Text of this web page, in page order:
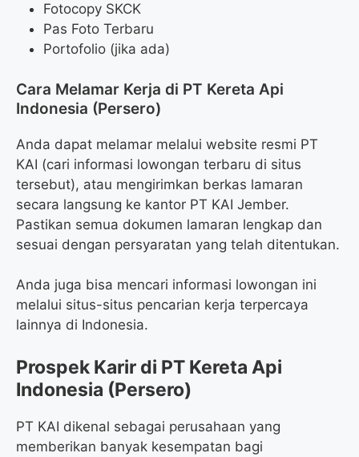
Fotocopy SKCK
Pas Foto Terbaru
Portofolio (jika ada)
Cara Melamar Kerja di PT Kereta Api
Indonesia (Persero)
Anda dapat melamar melalui website resmi PT
KAI (cari informasi lowongan terbaru di situs
tersebut), atau mengirimkan berkas lamaran
secara langsung ke kantor PT KAI Jember.
Pastikan semua dokumen lamaran lengkap dan
sesuai dengan persyaratan yang telah ditentukan.
Anda juga bisa mencari informasi lowongan ini
melalui situs-situs pencarian kerja terpercaya
lainnya di Indonesia.
Prospek Karir di PT Kereta Api
Indonesia (Persero)
PT KAI dikenal sebagai perusahaan yang
memberikan banyak kesempatan bagi